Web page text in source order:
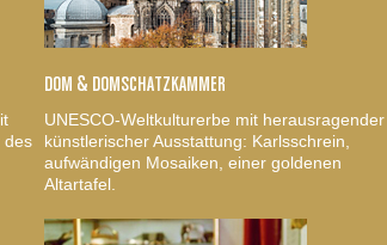
des
DOM & DOMSCHATZKAMMER
UNESCO-Weltkulturerbe mit herausragender
künstlerischer Ausstattung: Karlsschrein,
aufwändigen Mosaiken, einer goldenen
Altartafel.